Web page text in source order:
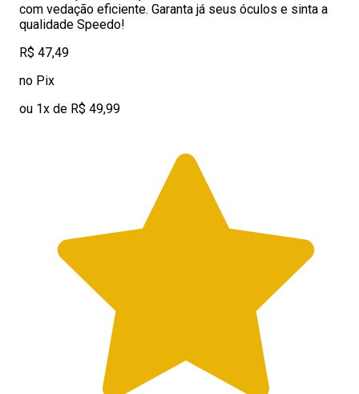
com vedação eficiente. Garanta já seus óculos e sinta a
qualidade Speedo!
R$ 47,49
no Pix
ou 1x de R$ 49,99